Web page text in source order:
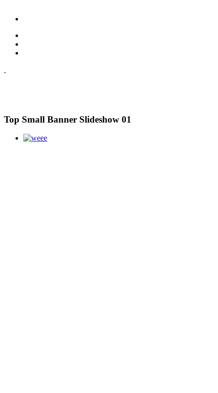
Top Small Banner Slideshow 01